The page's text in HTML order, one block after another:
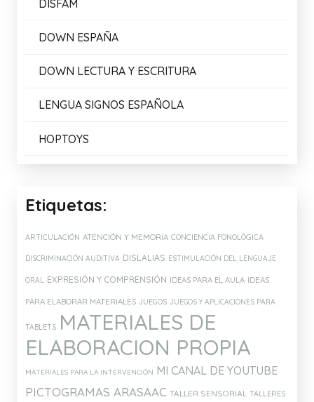
DISFAM
DOWN ESPAÑA
DOWN LECTURA Y ESCRITURA
LENGUA SIGNOS ESPAÑOLA
HOPTOYS
Etiquetas:
ARTICULACIÓN ATENCIÓN Y MEMORIA CONCIENCIA FONOLÓGICA
DISCRIMINACIÓN AUDITIVA DISLALIAS ESTIMULACIÓN DEL LENGUAJE
ORAL EXPRESIÓN Y COMPRENSIÓN IDEAS PARA EL AULA IDEAS
PARA ELABORAR MATERIALES JUEGOS JUEGOS Y APLICACIONES PARA
TABLETS MATERIALES DE
ELABORACION PROPIA
MATERIALES PARA LA INTERVENCIÓN MI CANAL DE YOUTUBE
PICTOGRAMAS ARASAAC TALLER SENSORIAL TALLERES